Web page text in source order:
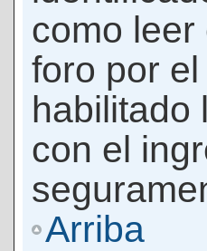
como
foro por
habilitado
con el
Arriba